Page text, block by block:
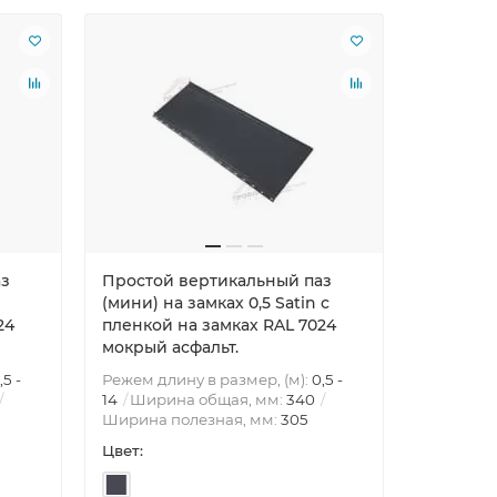
-
Простой вертикальный паз
(мини) на замках 0,5 Satin с
пленкой на замках RAL 7024
мокрый асфальт.
Режем длину в размер, (м): 0,5 -
14
Ширина общая, мм: 340
Ширина полезная, мм: 305
Цвет: